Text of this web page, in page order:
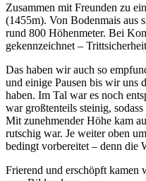
Zusammen mit Freunden zu
(1455m). Von Bodenmais aus
rund 800 Höhenmeter. Bei
gekennzeichnet –
Das haben wir auch so
und einige Pausen bis wir uns
haben. Im Tal war es noch
war großtenteils steinig,
Mit zunehmender Höhe kam
rutschig war. Je weiter oben
bedingt vorbereitet – denn die
Frierend und erschöpft kamen